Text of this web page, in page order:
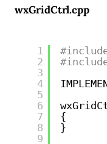
wxGridCtrl.cpp
1
2
3
4
5
6
7
8
9
{
}